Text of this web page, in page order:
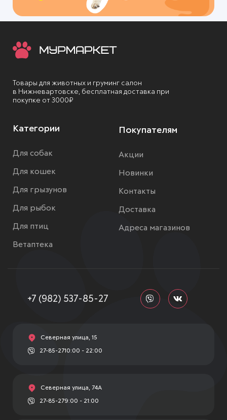
Товары для животных и груминг салон
в Нижневартовске, бесплатная доставка при
покупке от 3000₽
Категории
Для собак
Для кошек
Для грызунов
Для рыбок
Для птиц
Ветаптека
Покупателям
Акции
Новинки
Контакты
Доставка
Адреса магазинов
+7 (982) 537-85-27
Северная улица, 15
27-85-2710:00 - 22:00
Северная улица, 74А
27-85-279:00 - 21:00